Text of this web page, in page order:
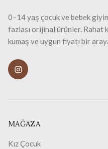
0–14 yaş çocuk ve bebek
fazlası orijinal ürünler. Rahat
kumaş ve uygun fiyatı bir
MAĞAZA
Kız Çocuk